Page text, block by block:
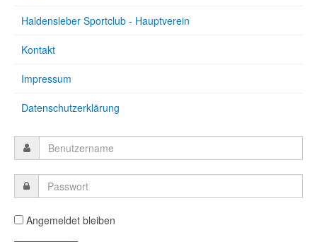
Haldensleber Sportclub - Hauptverein
Kontakt
Impressum
Datenschutzerklärung
Angemeldet bleiben